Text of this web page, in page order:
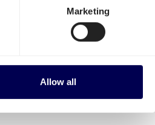
Marketing
Allow all
FBA Sendung an
Zahlung erforderlich
mit Amazon durch deren